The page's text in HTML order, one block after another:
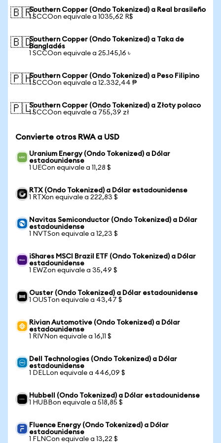
🇧🇷Southern Copper (Ondo Tokenized) a Real brasileño
1 SCCOon equivale a 1035,62 R$
🇧🇩Southern Copper (Ondo Tokenized) a Taka de
Bangladés
1 SCCOon equivale a 25.145,16 ৳
🇵🇭Southern Copper (Ondo Tokenized) a Peso Filipino
1 SCCOon equivale a 12.332,44 ₱
🇵🇱Southern Copper (Ondo Tokenized) a Złoty polaco
1 SCCOon equivale a 755,39 zł
Convierte otros RWA a USD
Uranium Energy (Ondo Tokenized) a Dólar
estadounidense
1 UECon equivale a 11,28 $
RTX (Ondo Tokenized) a Dólar estadounidense
1 RTXon equivale a 222,83 $
Navitas Semiconductor (Ondo Tokenized) a Dólar
estadounidense
1 NVTSon equivale a 12,23 $
iShares MSCI Brazil ETF (Ondo Tokenized) a Dólar
estadounidense
1 EWZon equivale a 35,49 $
Ouster (Ondo Tokenized) a Dólar estadounidense
1 OUSTon equivale a 43,47 $
Rivian Automotive (Ondo Tokenized) a Dólar
estadounidense
1 RIVNon equivale a 16,11 $
Dell Technologies (Ondo Tokenized) a Dólar
estadounidense
1 DELLon equivale a 446,09 $
Hubbell (Ondo Tokenized) a Dólar estadounidense
1 HUBBon equivale a 518,85 $
Fluence Energy (Ondo Tokenized) a Dólar
estadounidense
1 FLNCon equivale a 13,22 $